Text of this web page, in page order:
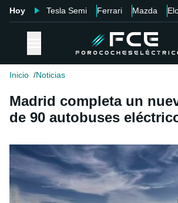
Hoy Tesla Semi Ferrari Mazda
Inicio Noticias
Madrid completa un
de 90 autobuses